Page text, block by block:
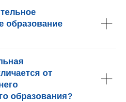
образование
от
образования?